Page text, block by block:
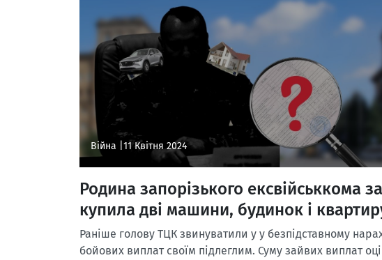
Війна | 11 Квітня 2024
Родина запорізького ексвійськкома
купила дві машини, будинок і
Раніше голову ТЦК звинуватили у у безпідставному
бойових виплат своїм підлеглим. Суму зайвих виплат